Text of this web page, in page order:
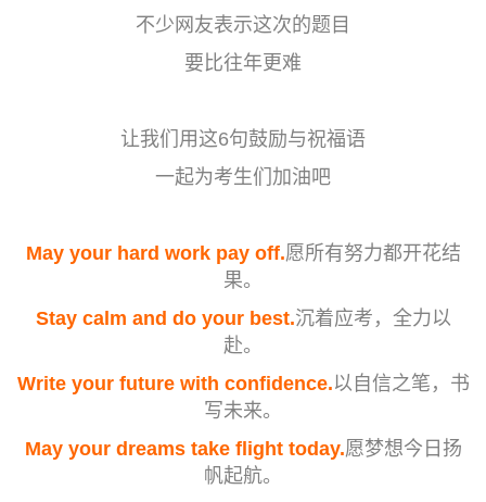
不少网友表示这次的题目
要比往年更难
让我们用这6句鼓励与祝福语
一起为考生们加油吧
May your hard work pay off.愿所有努力都开花结
果。
Stay calm and do your best.沉着应考，全力以
赴。
Write your future with confidence.以自信之笔，书
写未来。
May your dreams take flight today.愿梦想今日扬
帆起航。